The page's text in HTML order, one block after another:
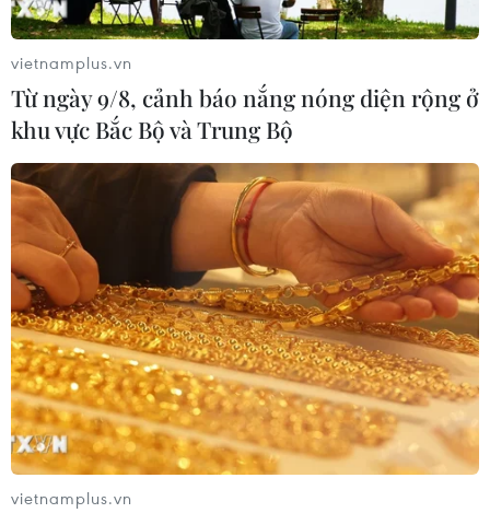
Dịch COVID-19: Một số địa phương dừng
lễ hội, chương trình vui Xuân
09/02/2021 14:19
Trước tình hình dịch bệnh COVID-19, tỉnh Bình Định và
Tây Ninh đã quyết định không bắn pháo hoa, dừng
nhiều hoạt động dịp nhân dịp Tết Nguyên đán Tân Sửu
2021.
vietnamplus.vn
Từ ngày 9/8, cảnh báo nắng nóng diện rộng ở
khu vực Bắc Bộ và Trung Bộ
vietnamplus.vn